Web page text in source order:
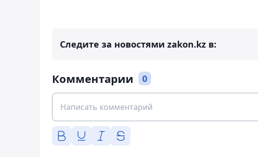
Следите за новостями zakon.kz в:
Комментарии 0